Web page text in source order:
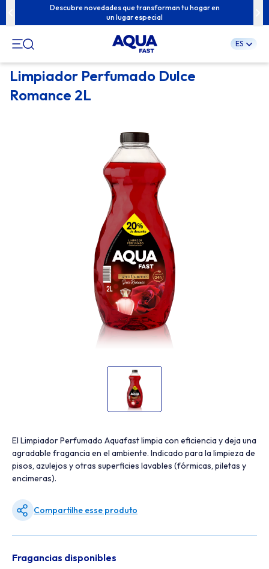
Pular
para
Descubre novedades que transforman tu hogar en
un lugar especial
ES
Limpiador Perfumado Dulce
Romance 2L
El Limpiador Perfumado Aquafast limpia con eficiencia y deja una
agradable fragancia en el ambiente. Indicado para la limpieza de
pisos, azulejos y otras superficies lavables (fórmicas, piletas y
encimeras).
Compartilhe esse produto
Fragancias disponibles